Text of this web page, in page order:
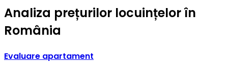
Analiza prețurilor locuințelor în
România
Evaluare apartament